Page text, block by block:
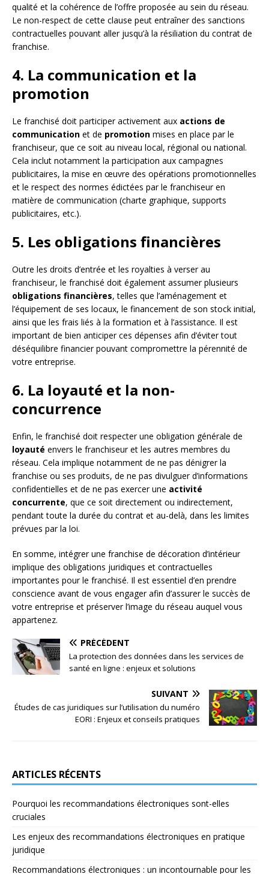
qualité et la cohérence de l’offre proposée au sein du réseau.
Le non-respect de cette clause peut entraîner des sanctions
contractuelles pouvant aller jusqu’à la résiliation du contrat de
franchise.
4. La communication et la
promotion
Le franchisé doit participer activement aux actions de
communication et de promotion mises en place par le
franchiseur, que ce soit au niveau local, régional ou national.
Cela inclut notamment la participation aux campagnes
publicitaires, la mise en œuvre des opérations promotionnelles
et le respect des normes édictées par le franchiseur en
matière de communication (charte graphique, supports
publicitaires, etc.).
5. Les obligations financières
Outre les droits d’entrée et les royalties à verser au
franchiseur, le franchisé doit également assumer plusieurs
obligations financières, telles que l’aménagement et
l’équipement de ses locaux, le financement de son stock initial,
ainsi que les frais liés à la formation et à l’assistance. Il est
important de bien anticiper ces dépenses afin d’éviter tout
déséquilibre financier pouvant compromettre la pérennité de
votre entreprise.
6. La loyauté et la non-
concurrence
Enfin, le franchisé doit respecter une obligation générale de
loyauté envers le franchiseur et les autres membres du
réseau. Cela implique notamment de ne pas dénigrer la
franchise ou ses produits, de ne pas divulguer d’informations
confidentielles et de ne pas exercer une activité
concurrente, que ce soit directement ou indirectement,
pendant toute la durée du contrat et au-delà, dans les limites
prévues par la loi.
En somme, intégrer une franchise de décoration d’intérieur
implique des obligations juridiques et contractuelles
importantes pour le franchisé. Il est essentiel d’en prendre
conscience avant de vous engager afin d’assurer le succès de
votre entreprise et préserver l’image du réseau auquel vous
appartenez.
PRÉCÉDENT
La protection des données dans les services de
santé en ligne : enjeux et solutions
SUIVANT
Études de cas juridiques sur l’utilisation du numéro
EORI : Enjeux et conseils pratiques
ARTICLES RÉCENTS
Pourquoi les recommandations électroniques sont-elles
cruciales
Les enjeux des recommandations électroniques en pratique
juridique
Recommandations électroniques : un incontournable pour les